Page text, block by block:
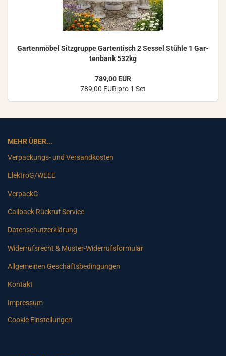
Gar­ten­mö­bel Sitz­grup­pe Gar­ten­tisch 2 Ses­sel Stüh­le 1 Gar­
ten­bank 532kg
789,00 EUR
789,00 EUR pro 1 Set
MEHR ÜBER...
Verpackungs- und Versandkosten
ElektroG/WEEE
VerpackG
Callback Rückruf Service
Datenschutzerklärung
Widerrufsrecht & Muster-Widerrufsformular
Allgemeinen Geschäftsbedingungen
Kontakt
Impressum
Cookie Einstellungen